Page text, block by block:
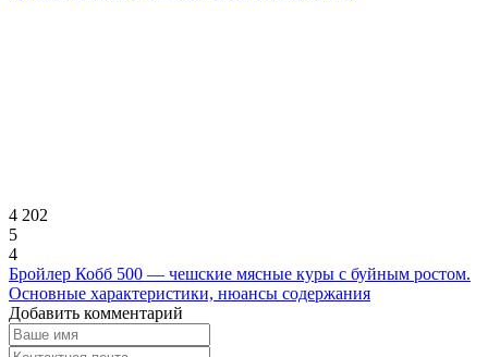
4 202
5
4
Бройлер Кобб 500 — чешские мясные куры с буйным ростом.
Основные характеристики, нюансы содержания
Добавить комментарий